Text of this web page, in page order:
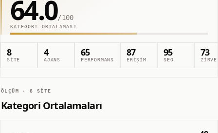
64.0/100
KATEGORI ORTALAMASI
8
SITE
4
AJANS
65
PERFORMANS
87
ERIŞIM
95
SEO
73
ZIRVE
ÖLÇÜM ·8 SITE
Kategori Ortalamaları